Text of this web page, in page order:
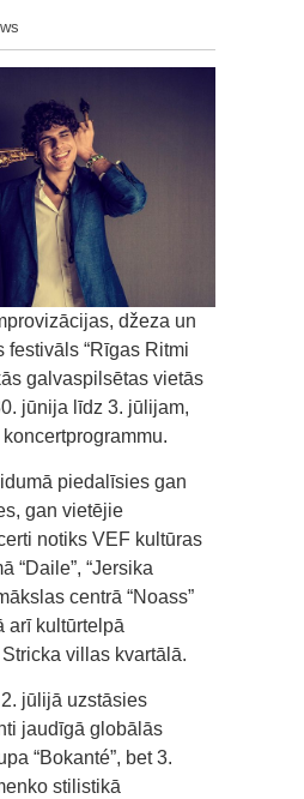
džeza un
festivāls “Rīgas Ritmi
galvaspilsētas vietās
jūnija līdz 3. jūlijam,
piedalīsies gan
gan vietējie
notiks VEF kultūras
“Daile”, “Jersika
centrā “Noass”
arī kultūrtelpā
Stricka villas kvartālā.
jūlijā uzstāsies
jaudīgā globālās
“Bokanté”, bet 3.
stilistikā